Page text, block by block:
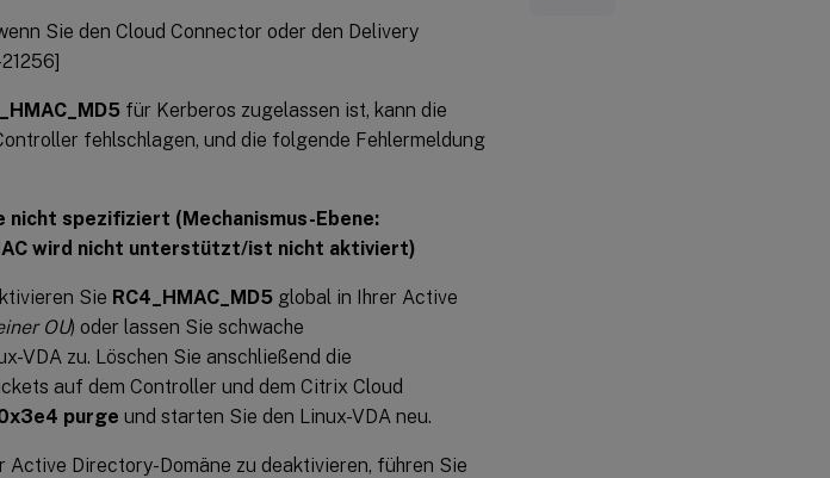
Sie den Cloud Connector oder den Delivery
für Kerberos zugelassen ist, kann die
fehlschlagen, und die folgende Fehlermeldung
nicht spezifiziert (Mechanismus-Ebene:
wird nicht unterstützt/ist nicht aktiviert)
Sie RC4_HMAC_MD5 global in Ihrer Active
OU) oder lassen Sie schwache
VDA zu. Löschen Sie anschließend die
auf dem Controller und dem Citrix Cloud
purge und starten Sie den Linux-VDA neu.
Active Directory-Domäne zu deaktivieren, führen Sie